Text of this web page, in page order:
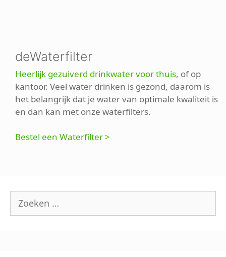
deWaterfilter
Heerlijk gezuiverd drinkwater voor thuis, of op
kantoor. Veel water drinken is gezond, daarom is
het belangrijk dat je water van optimale kwaliteit is
en dan kan met onze waterfilters.
Bestel een Waterfilter >
Zoek
naar: